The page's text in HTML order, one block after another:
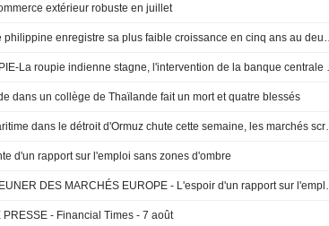
extérieur robuste en juillet
dans un collège de Thaïlande fait un mort et quatre blessés
d'un rapport sur l'emploi sans zones d'ombre
PRESSE - Financial Times - 7 août